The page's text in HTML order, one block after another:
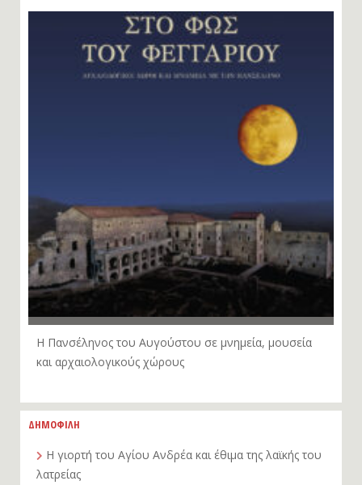
Η Πανσέληνος του Αυγούστου σε μνημεία, μουσεία
και αρχαιολογικούς χώρους
ΔΗΜΟΦΙΛΗ
Η γιορτή του Αγίου Ανδρέα και έθιμα της λαϊκής του
λατρείας